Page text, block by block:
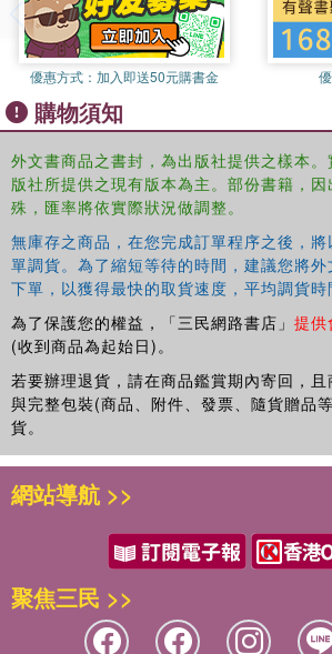
優惠方式： 加入即送50元購書金
購物須知
外文書商品之書封，為出版社提供之樣本
版社所提供之現有版本為主。部份書籍，
殊，匯率將依實際狀況做調整。
無庫存之商品，在您完成訂單程序之後，
單調貨。為了縮短等待的時間，建議您將
下單，以獲得最快的取貨速度，平均調貨時
為了保護您的權益，「三民網路書店」 提供
(收到商品為起始日)。
若要辦理退貨，請在商品鑑賞期內寄回，
與完整包裝(商品、附件、發票、隨貨贈品
貨。
網站導航 >>
聚焦三民 >>